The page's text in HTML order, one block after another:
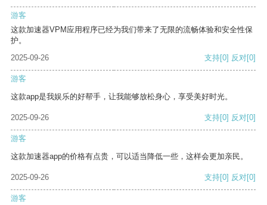
游客
这款加速器VPM应用程序已经为我们带来了无限的流畅体验和安全性保
护。
2025-09-26
支持[0] 反对[0]
游客
这款app是我娱乐的好帮手，让我能够放松身心，享受美好时光。
2025-09-26 支持[0] 反对[0]
游客
这款加速器app的价格有点贵，可以适当降低一些，这样会更加亲民。
2025-09-26 支持[0] 反对[0]
游客